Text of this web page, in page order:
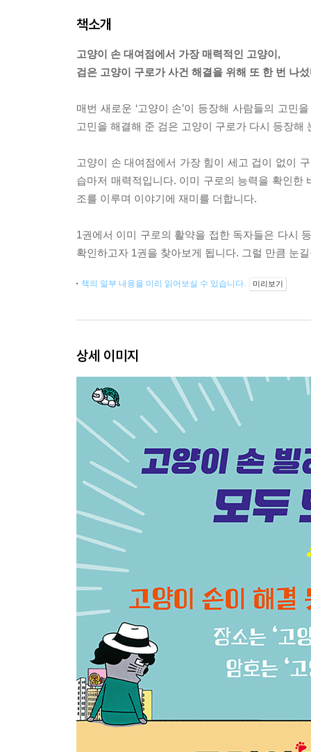
책소개
고양이 손 대여점에서 가장 매력적인 고양이,
검은 고양이 구로가 사건 해결을 위해 또 한 번 나
매번 새로운 ‘고양이 손’이 등장해 사람들의 고민
고민을 해결해 준 검은 고양이 구로가 다시 등장해
고양이 손 대여점에서 가장 힘이 세고 겁이 없이
습마저 매력적입니다. 이미 구로의 능력을 확인
조를 이루며 이야기에 재미를 더합니다.
1권에서 이미 구로의 활약을 접한 독자들은 다시
확인하고자 1권을 찾아보게 됩니다. 그럴 만큼 눈
책의 일부 내용을 미리 읽어보실 수 있습니다. 미리보기
상세 이미지